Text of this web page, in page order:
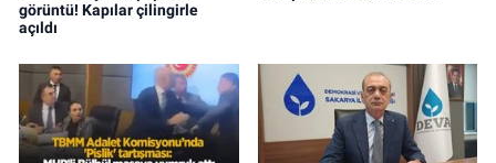
görüntü! Kapılar çilingirle
açıldı